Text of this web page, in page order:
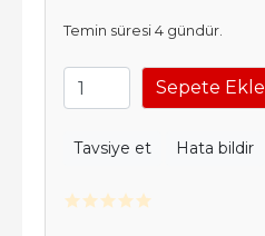
Temin süresi 4 gündür.
Sepete Ekle
Tavsiye et Hata bildir